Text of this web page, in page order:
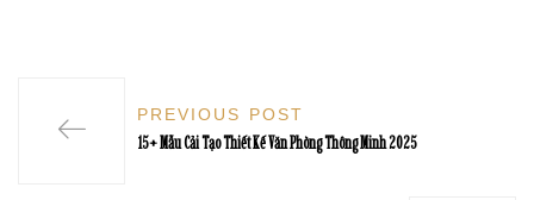
PREVIOUS POST
15+ Mẫu Cải Tạo Thiết Kế Văn Phòng Thông Minh 2025